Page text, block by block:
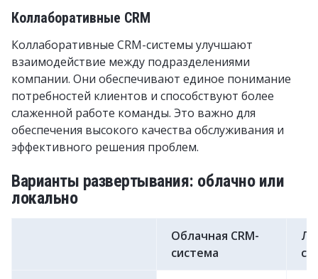
Коллаборативные CRM
Коллаборативные CRM-системы улучшают
взаимодействие между подразделениями
компании. Они обеспечивают единое понимание
потребностей клиентов и способствуют более
слаженной работе команды. Это важно для
обеспечения высокого качества обслуживания и
эффективного решения проблем.
Варианты развертывания: облачно или
локально
Облачная CRM-
система